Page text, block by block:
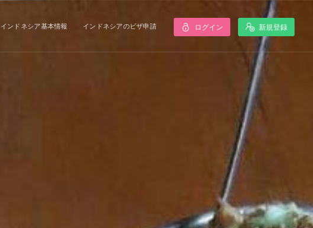
インドネシア基本情報 インドネシアのビザ申請 ログイン 新規登録